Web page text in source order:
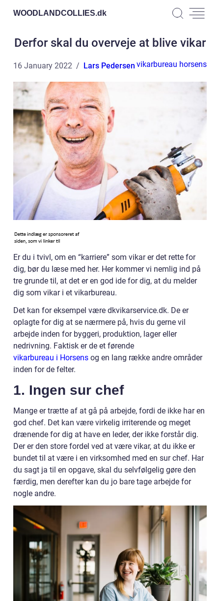
WOODLANDCOLLIES.dk
Derfor skal du overveje at blive vikar
16 January 2022 Lars Pedersen vikarbureau horsens
Er du i tvivl, om en “karriere” som vikar er det rette for
dig, bør du læse med her. Her kommer vi nemlig ind på
tre grunde til, at det er en god ide for dig, at du melder
dig som vikar i et vikarbureau.
Det kan for eksempel være dkvikarservice.dk. De er
oplagte for dig at se nærmere på, hvis du gerne vil
arbejde inden for byggeri, produktion, lager eller
nedrivning. Faktisk er de et førende
vikarbureau i Horsens og en lang række andre områder
inden for de felter.
1. Ingen sur chef
Mange er trætte af at gå på arbejde, fordi de ikke har en
god chef. Det kan være virkelig irriterende og meget
drænende for dig at have en leder, der ikke forstår dig.
Der er den store fordel ved at være vikar, at du ikke er
bundet til at være i en virksomhed med en sur chef. Har
du sagt ja til en opgave, skal du selvfølgelig gøre den
færdig, men derefter kan du jo bare tage arbejde for
nogle andre.